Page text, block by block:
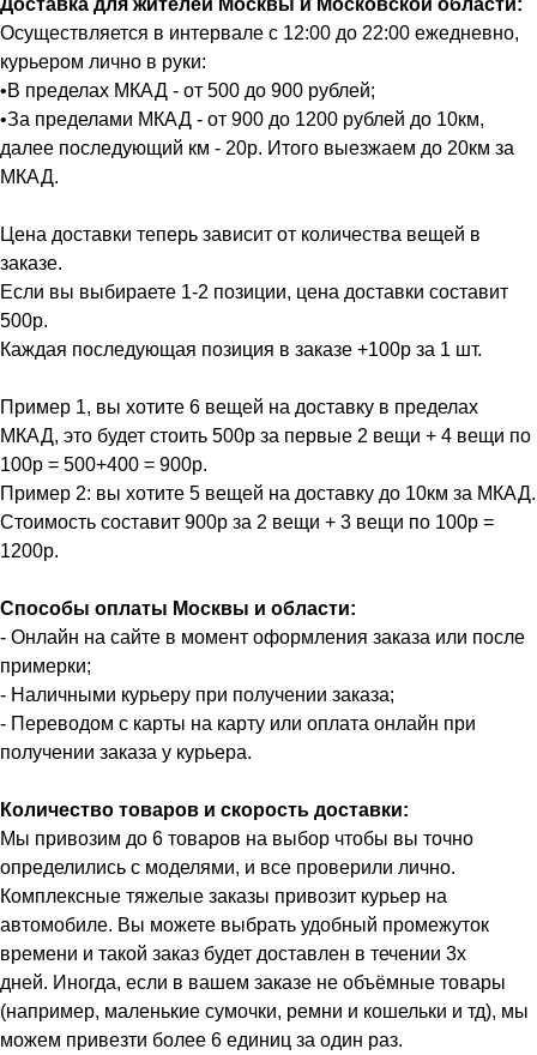
Доставка для жителей Москвы и Московской области:
Осуществляется в интервале с 12:00 до 22:00 ежедневно,
курьером лично в руки:
•В пределах МКАД - от 500 до 900 рублей;
•За пределами МКАД - от 900 до 1200 рублей до 10км,
далее последующий км - 20р. Итого выезжаем до 20км за
МКАД.
Цена доставки теперь зависит от количества вещей в
заказе.
Если вы выбираете 1-2 позиции, цена доставки составит
500р.
Каждая последующая позиция в заказе +100р за 1 шт.
Пример 1, вы хотите 6 вещей на доставку в пределах
МКАД, это будет стоить 500р за первые 2 вещи + 4 вещи по
100р = 500+400 = 900р.
Пример 2: вы хотите 5 вещей на доставку до 10км за МКАД.
Стоимость составит 900р за 2 вещи + 3 вещи по 100р =
1200р.
Способы оплаты Москвы и области:
- Онлайн на сайте в момент оформления заказа или после
примерки;
- Наличными курьеру при получении заказа;
- Переводом с карты на карту или оплата онлайн при
получении заказа у курьера.
Количество товаров и скорость доставки:
Мы привозим до 6 товаров на выбор чтобы вы точно
определились с моделями, и все проверили лично.
Комплексные тяжелые заказы привозит курьер на
автомобиле. Вы можете выбрать удобный промежуток
времени и такой заказ будет доставлен в течении 3х
дней. Иногда, если в вашем заказе не объёмные товары
(например, маленькие сумочки, ремни и кошельки и тд), мы
можем привезти более 6 единиц за один раз.